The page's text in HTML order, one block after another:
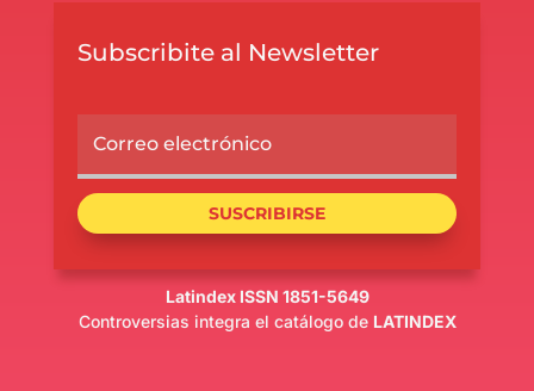
Subscribite al Newsletter
SUSCRIBIRSE
Latindex ISSN 1851-5649
Controversias integra el catálogo de LATINDEX